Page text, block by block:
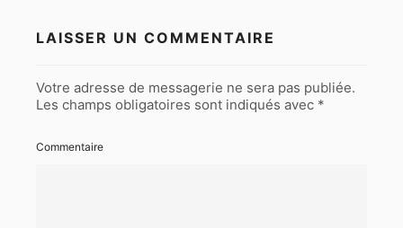
LAISSER UN COMMENTAIRE
Votre adresse de messagerie ne sera pas publiée.
Les champs obligatoires sont indiqués avec *
Commentaire